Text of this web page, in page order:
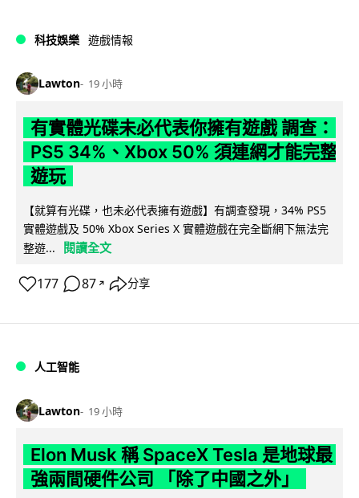
科技娛樂 遊戲情報
Lawton 19 小時
有實體光碟未必代表你擁有遊戲 調查：
PS5 34%、Xbox 50% 須連網才能完整
遊玩
【就算有光碟，也未必代表擁有遊戲】有調查發現，34% PS5
實體遊戲及 50% Xbox Series X 實體遊戲在完全斷網下無法完
整遊...
閱讀全文
177 87 ↗ 分享
人工智能
Lawton 19 小時
Elon Musk 稱 SpaceX Tesla 是地球最
強兩間硬件公司 「除了中國之外」